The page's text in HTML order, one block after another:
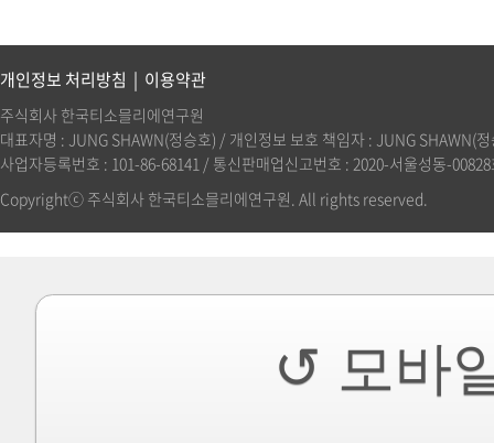
개인정보 처리방침 | 이용약관
주식회사 한국티소믈리에연구원
대표자명 : JUNG SHAWN(정승호) / 개인정보 보호 책임자 : JUNG
사업자등록번호 : 101-86-68141 / 통신판매업신고번호 : 2020-서울성동-
Copyrightⓒ 주식회사 한국티소믈리에연구원. All rights reserved.
↺ 모바